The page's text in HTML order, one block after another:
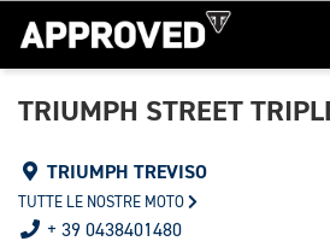
TRIUMPH STREET
TRIUMPH TREVISO
TUTTE LE NOSTRE MOTO
+ 39 0438401480